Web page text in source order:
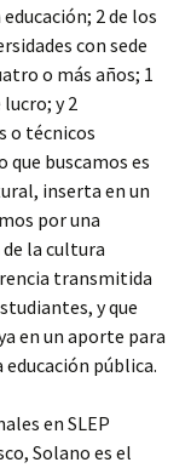
2 de los
con sede
o más años; 1
lucro; y 2
o técnicos
buscamos es
inserta en un
por una
la cultura
transmitida
y que
en un aporte para
pública.
en SLEP
Solano es el